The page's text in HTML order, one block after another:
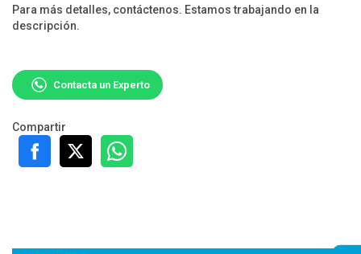
Para más detalles, contáctenos. Estamos trabajando en la
descripción.
Contacta un Experto
Compartir